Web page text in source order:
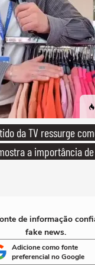
da TV ressurge
a importância de
de informação
fake news.
Adicione como fonte
preferencial no Google